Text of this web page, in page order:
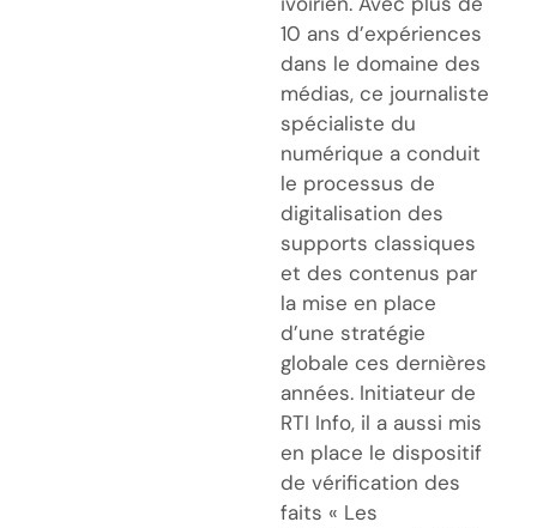
10 ans d’expériences
dans le domaine des
médias, ce journaliste
spécialiste du
numérique a conduit
le processus de
digitalisation des
supports classiques
et des contenus par
la mise en place
d’une stratégie
globale ces dernières
années. Initiateur de
RTI Info, il a aussi mis
en place le dispositif
de vérification des
faits « Les